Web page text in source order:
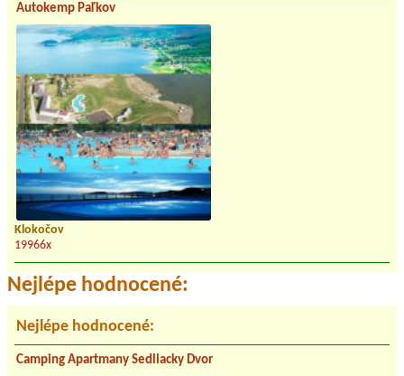
Autokemp Paľkov
Klokočov
19966x
Nejlépe hodnocené:
Nejlépe hodnocené:
Camping Apartmany Sedliacky Dvor